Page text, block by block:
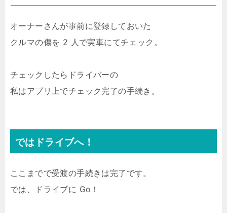
オーナーさんが事前に登録しておいた
クルマの傷を 2 人で実車にてチェック。
チェックしたらドライバーの
私はアプリ上でチェック完了の手続き。
ではドライブへ！
ここまでで受渡の手続きは完了です。
では、ドライブに Go！